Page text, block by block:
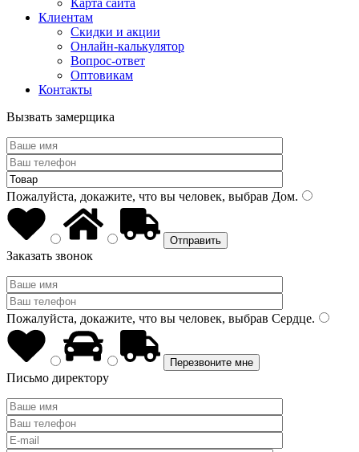
Карта сайта
Клиентам
Скидки и акции
Онлайн-калькулятор
Вопрос-ответ
Оптовикам
Контакты
Вызвать замерщика
Пожалуйста, докажите, что вы человек, выбрав Дом.
Заказать звонок
Пожалуйста, докажите, что вы человек, выбрав Сердце.
Письмо директору